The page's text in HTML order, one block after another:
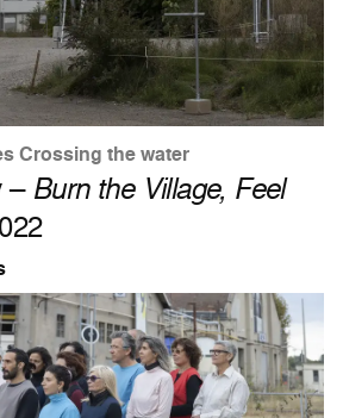
Crossing the water
– Burn the Village, Feel